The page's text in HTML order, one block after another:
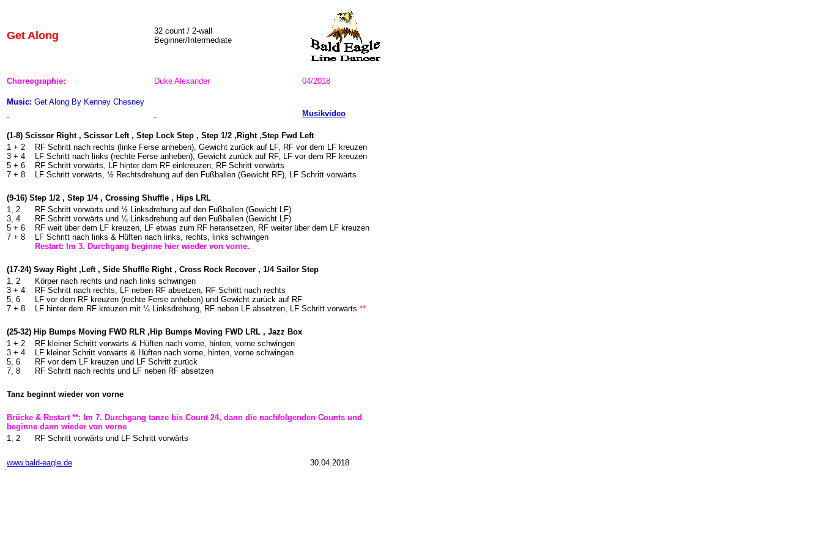
Get Along
32 count / 2-wall
Beginner/Intermediate
Choreographie: Duke Alexander 04/2018
Music: Get Along By Kenney Chesney
Musikvideo
(1-8) Scissor Right , Scissor Left , Step Lock Step , Step 1/2 ,Right ,Step Fwd Left
1 + 2
3 + 4
5 + 6
7 + 8
RF Schritt nach rechts (linke Ferse anheben), Gewicht zurück auf LF, RF vor dem LF kreuzen
LF Schritt nach links (rechte Ferse anheben), Gewicht zurück auf RF, LF vor dem RF kreuzen
RF Schritt vorwärts, LF hinter dem RF einkreuzen, RF Schritt vorwärts
LF Schritt vorwärts, ½ Rechtsdrehung auf den Fußballen (Gewicht RF), LF Schritt vorwärts
(9-16) Step 1/2 , Step 1/4 , Crossing Shuffle , Hips LRL
1, 2
3, 4
5 + 6
7 + 8
RF Schritt vorwärts und ½ Linksdrehung auf den Fußballen (Gewicht LF)
RF Schritt vorwärts und ¼ Linksdrehung auf den Fußballen (Gewicht LF)
RF weit über dem LF kreuzen, LF etwas zum RF heransetzen, RF weiter über dem LF kreuzen
LF Schritt nach links & Hüften nach links, rechts, links schwingen
Restart: Im 3. Durchgang beginne hier wieder von vorne.
(17-24) Sway Right ,Left , Side Shuffle Right , Cross Rock Recover , 1/4 Sailor Step
1, 2
3 + 4
5, 6
7 + 8
Körper nach rechts und nach links schwingen
RF Schritt nach rechts, LF neben RF absetzen, RF Schritt nach rechts
LF vor dem RF kreuzen (rechte Ferse anheben) und Gewicht zurück auf RF
LF hinter dem RF kreuzen mit ¼ Linksdrehung, RF neben LF absetzen, LF Schritt vorwärts **
(25-32) Hip Bumps Moving FWD RLR ,Hip Bumps Moving FWD LRL , Jazz Box
1 + 2
3 + 4
5, 6
7, 8
RF kleiner Schritt vorwärts & Hüften nach vorne, hinten, vorne schwingen
LF kleiner Schritt vorwärts & Hüften nach vorne, hinten, vorne schwingen
RF vor dem LF kreuzen und LF Schritt zurück
RF Schritt nach rechts und LF neben RF absetzen
Tanz beginnt wieder von vorne
Brücke & Restart **: Im 7. Durchgang tanze bis Count 24, dann die nachfolgenden Counts und
beginne dann wieder von vorne
1, 2
RF Schritt vorwärts und LF Schritt vorwärts
www.bald-eagle.de
30.04.2018